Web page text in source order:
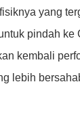
yang
pindah ke
kembali
lebih